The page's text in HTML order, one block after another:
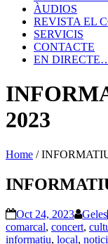
ÀUDIOS
REVISTA EL
SERVICIS
CONTACTE
EN
2023
Home /
Oct 24, 2023 Geles
comarcal, concert,
informatiu, local,